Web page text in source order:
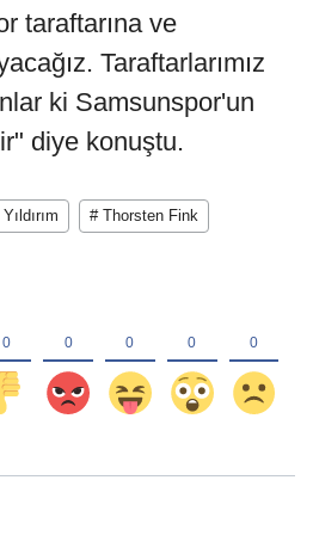
taraftarına ve
Taraftarlarımız
ki Samsunspor'un
diye konuştu.
# Thorsten Fink